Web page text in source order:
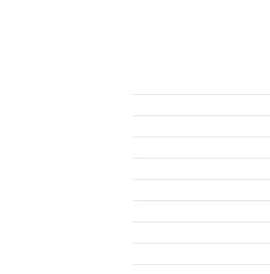
Webmail
Zamora
Yantzaza
Centinela del Cóndor
El Pangui
Palanda
Nangaritza
Paquisha
Chinchipe